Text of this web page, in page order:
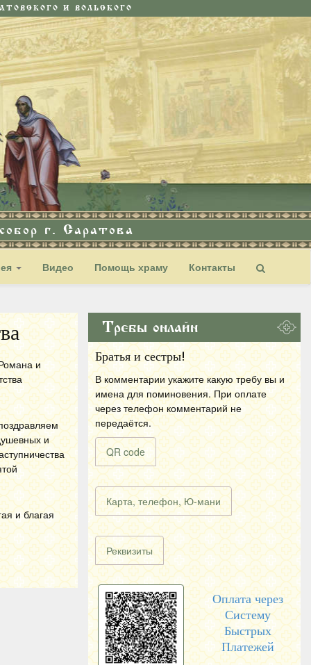
И ВОЛЬСКОГО
г. Саратова
Видео Помощь храму Контакты
и
и
и благая
Требы онлайн
Братья и сестры!
В комментарии укажите какую требу вы и
имена для поминовения. При оплате
через телефон комментарий не
передаётся.
QR code
Карта, телефон, Ю-мани
Реквизиты
Оплата через
Систему
Быстрых
Платежей